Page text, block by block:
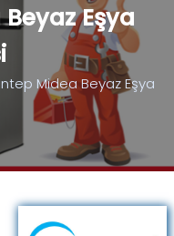
Eşya
Midea Beyaz Eşya